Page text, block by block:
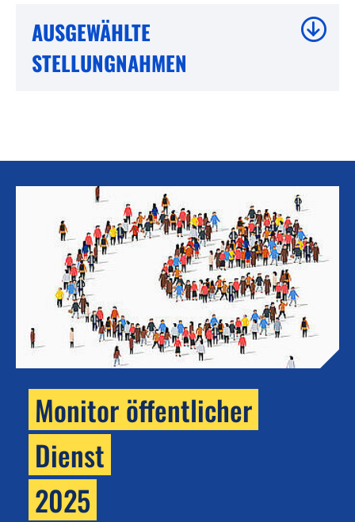
AUSGEWÄHLTE
STELLUNGNAHMEN
Monitor öffentlicher
Dienst
2025